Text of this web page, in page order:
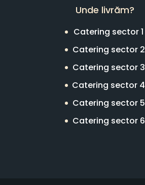
Unde livrăm?
Catering sector 1
Catering sector 2
Catering sector 3
Catering sector 4
Catering sector 5
Catering sector 6